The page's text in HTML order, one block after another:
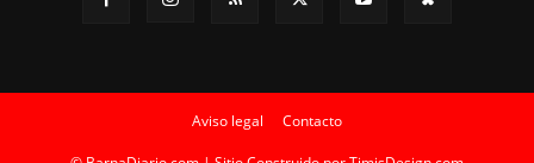
Aviso legal Contacto